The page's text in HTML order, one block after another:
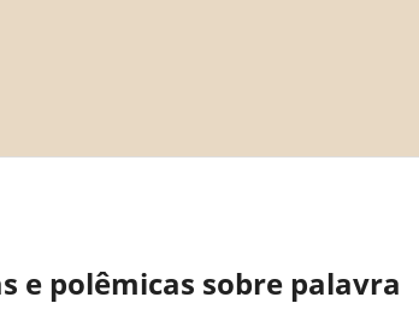
e polêmicas sobre palavra